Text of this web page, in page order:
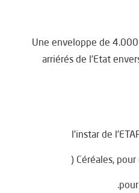
Une enveloppe de
arriérés de l’Etat
l’instar de
Céréales,